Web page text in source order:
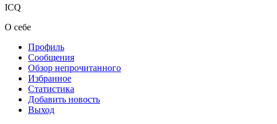
ICQ
О себе
Профиль
Сообщения
Обзор непрочитанного
Избранное
Статистика
Добавить новость
Выход